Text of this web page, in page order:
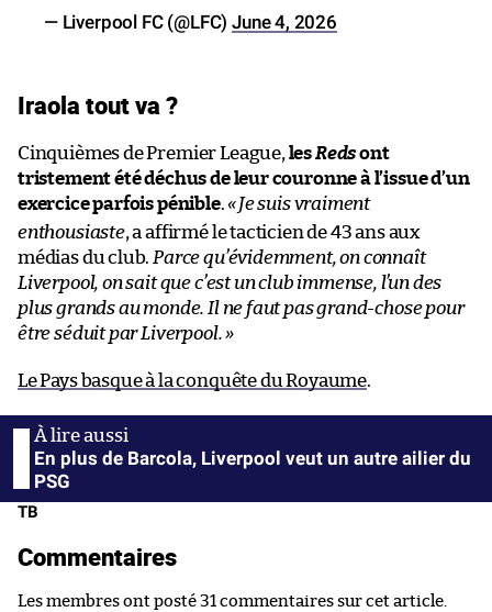
— Liverpool FC (@LFC)June 4, 2026
Iraola tout va ?
Cinquièmes de Premier League,lesRedsont
tristement été déchus de leur couronne à l’issue d’un
exercice parfois pénible.«Je suis vraiment
enthousiaste, a affirmé le tacticien de 43 ans aux
médias du club.Parce qu’évidemment, on connaît
Liverpool, on sait que c’est un club immense, l’un des
plus grands au monde. Il ne faut pas grand-chose pour
être séduit par Liverpool.»
Le Pays basque à la conquête du Royaume.
En plus de Barcola, Liverpool veut un autre ailier du
PSG
TB
Commentaires
Les membres ont posté 31 commentaires sur cet article.